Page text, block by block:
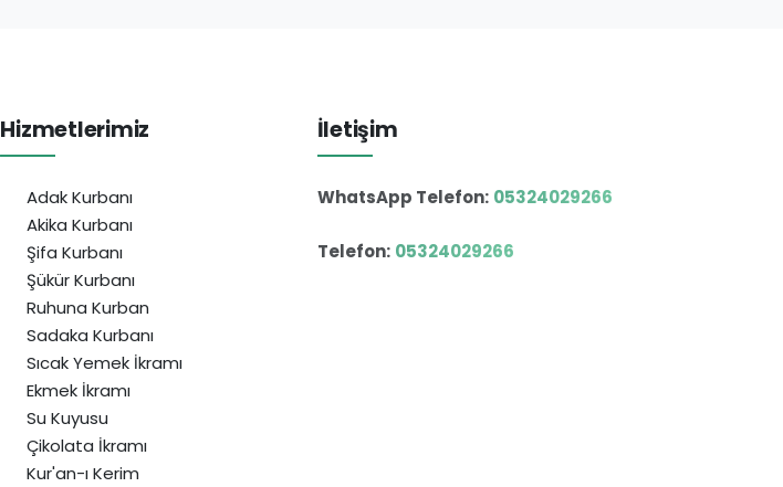
Hizmetlerimiz
Adak Kurbanı
Akika Kurbanı
Şifa Kurbanı
Şükür Kurbanı
Ruhuna Kurban
Sadaka Kurbanı
Sıcak Yemek İkramı
Ekmek İkramı
Su Kuyusu
Çikolata İkramı
Kur'an-ı Kerim
İletişim
WhatsApp Telefon: 05324029266
Telefon: 05324029266